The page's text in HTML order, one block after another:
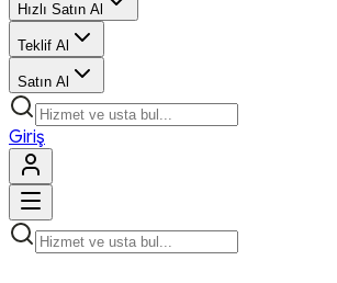
Hızlı Satın Al
Teklif Al
Satın Al
Giriş